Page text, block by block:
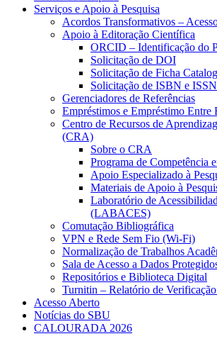
Serviços e Apoio à Pesquisa
Acordos Transformativos –
Apoio à Editoração Científica
ORCID – Identificação do
Solicitação de DOI
Solicitação de Ficha
Solicitação de ISBN e
Gerenciadores de Referências
Empréstimos e Empréstimo
Centro de Recursos de
(CRA)
Sobre o CRA
Programa de Competência
Apoio Especializado à
Materiais de Apoio à
Laboratório de
(LABACES)
Comutação Bibliográfica
VPN e Rede Sem Fio (Wi-Fi)
Normalização de Trabalhos
Sala de Acesso a Dados
Repositórios e Biblioteca Digital
Turnitin – Relatório de
Acesso Aberto
Notícias do SBU
CALOURADA 2026